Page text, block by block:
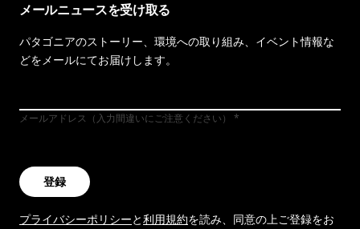
メールニュースを受け取る
パタゴニアのストーリー、環境への取り組み、イベント情報な
どをメールにてお届けします。
メールアドレス（入力間違いにご注意ください）
登録
プライバシーポリシーと利用規約を読み、同意の上ご登録をお